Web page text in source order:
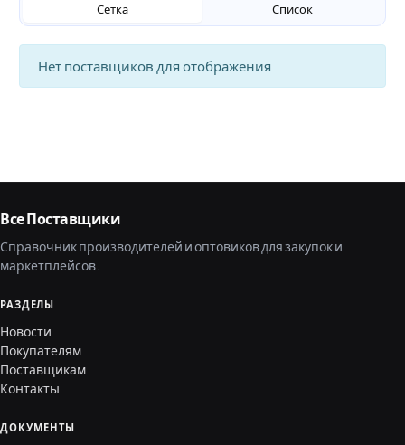
Сетка Список
Нет поставщиков для отображения
Все Поставщики
Справочник производителей и оптовиков для закупок и
маркетплейсов.
РАЗДЕЛЫ
Новости
Покупателям
Поставщикам
Контакты
ДОКУМЕНТЫ